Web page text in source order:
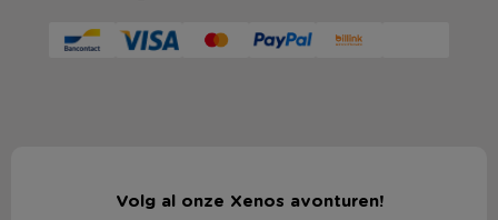
Volg al onze Xenos avonturen!